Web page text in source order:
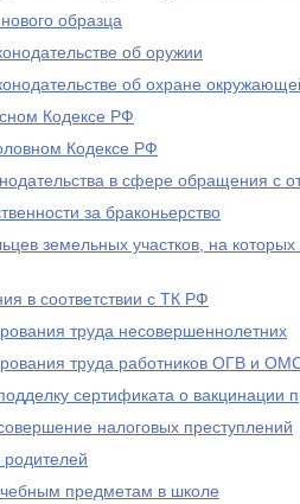
образца
об оружии
об охране
Кодексе РФ
Кодексе РФ
в сфере обращения с
за браконьерство
земельных участков, на
в соответствии с ТК РФ
труда несовершеннолетних
труда работников ОГВ и
сертификата о вакцинации
налоговых преступлений
предметам в школе